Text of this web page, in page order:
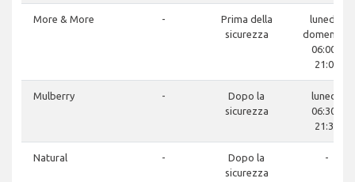
More & More -
Prima della
sicurezza
lunedì -
domenica:
06:00 -
21:00
Mulberry -
Dopo la
sicurezza
lunedì:
06:30 -
21:30
Natural -
Dopo la
sicurezza
-